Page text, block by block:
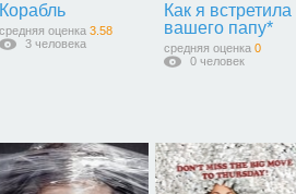
Корабль
средняя оценка 3.58
3 человека
Как я встретила
вашего папу*
средняя оценка 0
0 человек